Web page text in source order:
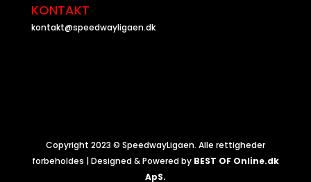
KONTAKT
kontakt@speedwayligaen.dk
Copyright 2023 © SpeedwayLigaen. Alle rettigheder
forbeholdes | Designed & Powered by BEST OF Online.dk
ApS.